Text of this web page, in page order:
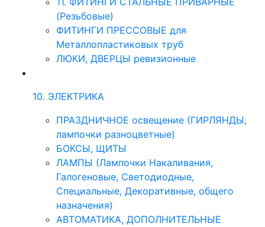
(Резьбовые)
ФИТИНГИ ПРЕССОВЫЕ для
Металлопластиковых труб
ЛЮКИ, ДВЕРЦЫ ревизионные
10. ЭЛЕКТРИКА
ПРАЗДНИЧНОЕ освещение (ГИРЛЯНДЫ,
лампочки разноцветные)
БОКСЫ, ЩИТЫ
ЛАМПЫ (Лампочки Накаливания,
Галогеновые, Светодиодные,
Специальные, Декоративные, общего
назначения)
АВТОМАТИКА, ДОПОЛНИТЕЛЬНЫЕ